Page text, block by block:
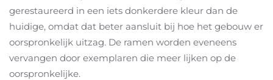
gerestaureerd in een iets donkerdere kleur dan de
huidige, omdat dat beter aansluit bij hoe het gebouw er
oorspronkelijk uitzag. De ramen worden eveneens
vervangen door exemplaren die meer lijken op de
oorspronkelijke.